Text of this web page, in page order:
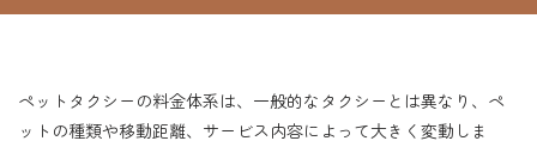
ッ
ペットタクシーの料金体系は、一般的なタクシーとは異なり、ペ
ットの種類や移動距離、サービス内容によって大きく変動しま